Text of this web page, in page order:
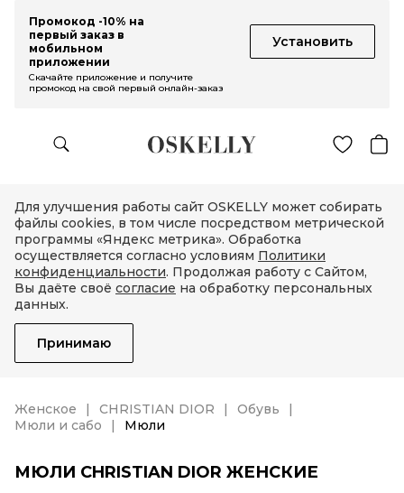
Промокод -10% на
первый заказ в
мобильном
приложении
Установить
Скачайте приложение и получите
промокод на свой первый онлайн-заказ
Для улучшения работы сайт OSKELLY может собирать
файлы cookies, в том числе посредством метрической
программы «Яндекс метрика». Обработка
осуществляется согласно условиям Политики
конфиденциальности. Продолжая работу с Сайтом,
Вы даёте своё согласие на обработку персональных
данных.
Принимаю
Женское CHRISTIAN DIOR
Обувь
Мюли и сабо
Мюли
МЮЛИ CHRISTIAN DIOR ЖЕНСКИЕ